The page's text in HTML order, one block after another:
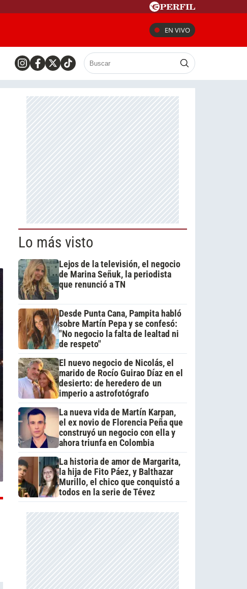
EN VIVO
Lo más visto
Lejos de la televisión, el negocio
de Marina Señuk, la periodista
que renunció a TN
Desde Punta Cana, Pampita habló
sobre Martín Pepa y se confesó:
"No negocio la falta de lealtad ni
de respeto"
El nuevo negocio de Nicolás, el
marido de Rocío Guirao Díaz en el
desierto: de heredero de un
imperio a astrofotógrafo
La nueva vida de Martín Karpan,
el ex novio de Florencia Peña que
construyó un negocio con ella y
ahora triunfa en Colombia
La historia de amor de Margarita,
la hija de Fito Páez, y Balthazar
Murillo, el chico que conquistó a
todos en la serie de Tévez